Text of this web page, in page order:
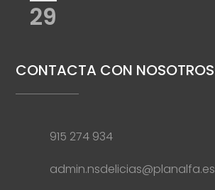
29
CONTACTA CON NOSOTROS
915 274 934
admin.nsdelicias@planalfa.es